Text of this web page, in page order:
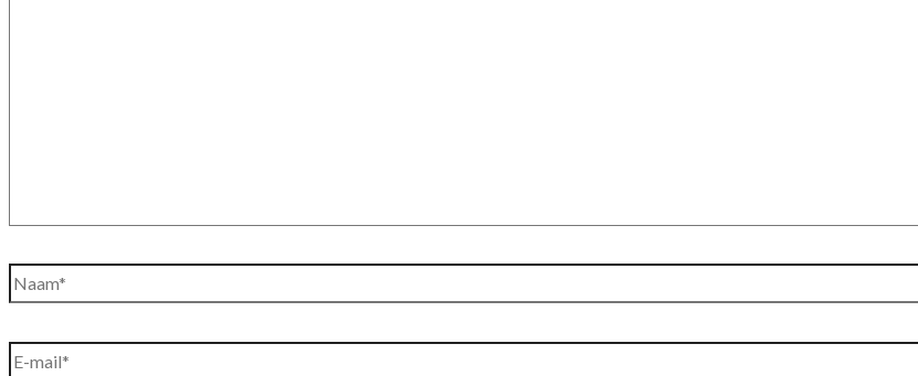
Naam*
E-